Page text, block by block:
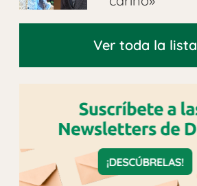
Ver toda la lista